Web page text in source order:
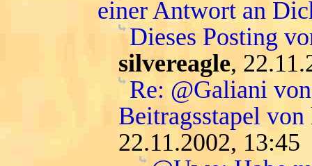
einer Antwort an
Dieses Posting
silvereagle,
Re: @Galiani
Beitragsstapel von
22.11.2002, 13:45